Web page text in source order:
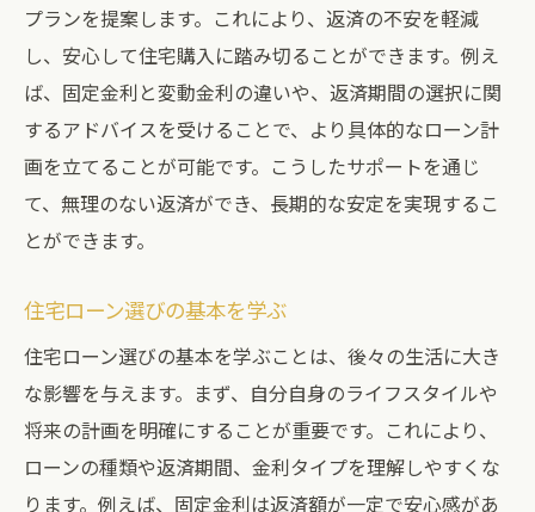
プランを提案します。これにより、返済の不安を軽減
し、安心して住宅購入に踏み切ることができます。例え
ば、固定金利と変動金利の違いや、返済期間の選択に関
するアドバイスを受けることで、より具体的なローン計
画を立てることが可能です。こうしたサポートを通じ
て、無理のない返済ができ、長期的な安定を実現するこ
とができます。
住宅ローン選びの基本を学ぶ
住宅ローン選びの基本を学ぶことは、後々の生活に大き
な影響を与えます。まず、自分自身のライフスタイルや
将来の計画を明確にすることが重要です。これにより、
ローンの種類や返済期間、金利タイプを理解しやすくな
ります。例えば、固定金利は返済額が一定で安心感があ